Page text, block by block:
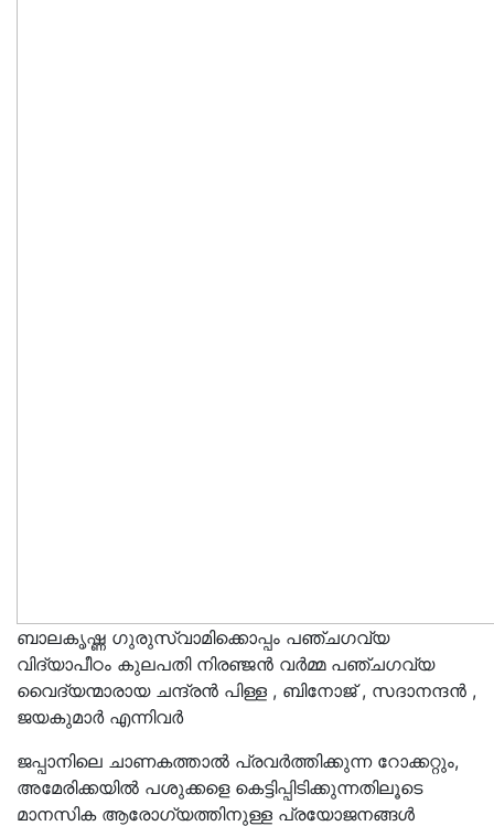
ബാലകൃഷ്ണ ഗുരുസ്വാമിക്കൊപ്പം പഞ്ചഗവ്യ
വിദ്യാപീഠം കുലപതി നിരഞ്ജൻ വർമ്മ പഞ്ചഗവ്യ
വൈദ്യന്മാരായ ചന്ദ്രൻ പിള്ള , ബിനോജ് , സദാനന്ദൻ ,
ജയകുമാർ എന്നിവർ
ജപ്പാനിലെ ചാണകത്താൽ പ്രവർത്തിക്കുന്ന റോക്കറ്റും,
അമേരിക്കയിൽ പശുക്കളെ കെട്ടിപ്പിടിക്കുന്നതിലൂടെ
മാനസിക ആരോഗ്യത്തിനുള്ള പ്രയോജനങ്ങൾ